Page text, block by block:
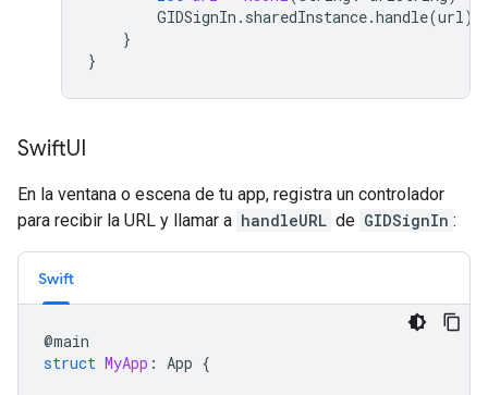
GIDSignIn . sharedInstance.handle(url)
}
}
SwiftUI
En la ventana o escena de tu app, registra un controlador
para recibir la URL y llamar a handleURL de GIDSignIn :
Swift
@main
struct MyApp : App {